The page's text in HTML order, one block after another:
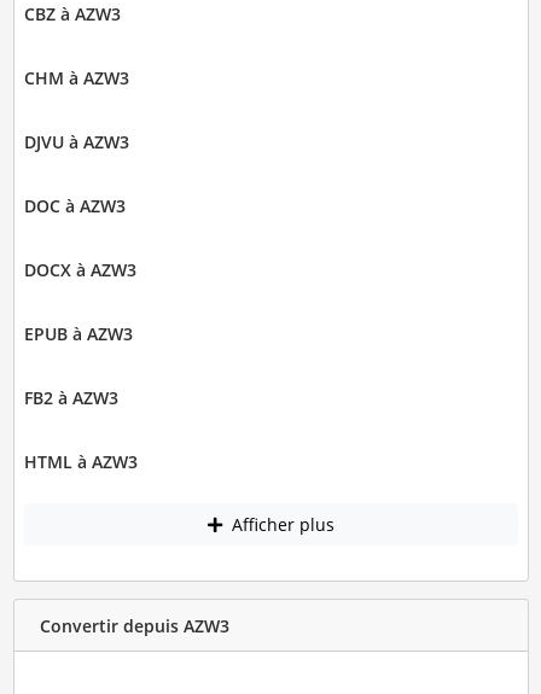
CBZ à AZW3
CHM à AZW3
DJVU à AZW3
DOC à AZW3
DOCX à AZW3
EPUB à AZW3
FB2 à AZW3
HTML à AZW3
Afficher plus
Convertir depuis AZW3